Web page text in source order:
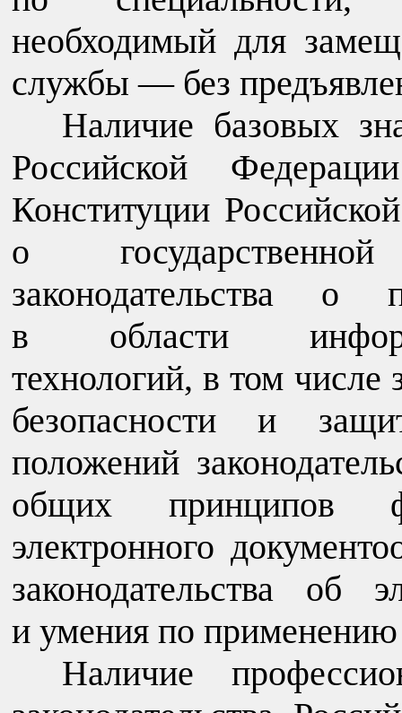
необходимый для
службы — без
Наличие базовых
Российской
Конституции
о
законодательства о
в области
технологий, в том
безопасности и
положений
общих принципов
электронного
законодательства об
и умения по применению
Наличие